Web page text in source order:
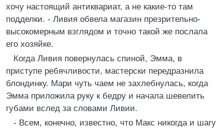
хочу настоящий антиквариат, а не какие-то там
подделки. - Ливия обвела магазин презрительно-
высокомерным взглядом и точно такой же послала
его хозяйке.
Когда Ливия повернулась спиной, Эмма, в
приступе ребячливости, мастерски передразнила
блондинку. Мари чуть чаем не захлебнулась, когда
Эмма приложила руку к бедру и начала шевелить
губами вслед за словами Ливии.
- Всем, конечно, известно, что Макс никогда и шагу